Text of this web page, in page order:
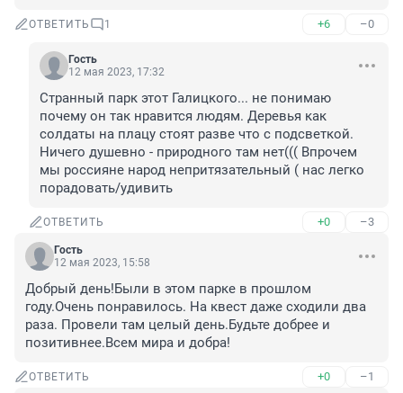
ОТВЕТИТЬ 1 +6 –0
Гость
12 мая 2023, 17:32
Странный парк этот Галицкого... не понимаю
почему он так нравится людям. Деревья как
солдаты на плацу стоят разве что с подсветкой.
Ничего душевно - природного там нет((( Впрочем
мы россияне народ непритязательный ( нас легко
порадовать/удивить
ОТВЕТИТЬ +0 –3
Гость
12 мая 2023, 15:58
Добрый день!Были в этом парке в прошлом
году.Очень понравилось. На квест даже сходили два
раза. Провели там целый день.Будьте добрее и
позитивнее.Всем мира и добра!
ОТВЕТИТЬ +0 –1